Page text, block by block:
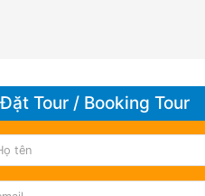
Đặt Tour / Booking Tour